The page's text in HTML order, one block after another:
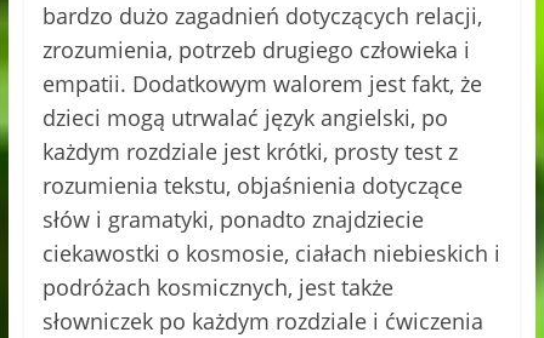
bardzo dużo zagadnień dotyczących relacji,
zrozumienia, potrzeb drugiego człowieka i
empatii. Dodatkowym walorem jest fakt, że
dzieci mogą utrwalać język angielski, po
każdym rozdziale jest krótki, prosty test z
rozumienia tekstu, objaśnienia dotyczące
słów i gramatyki, ponadto znajdziecie
ciekawostki o kosmosie, ciałach niebieskich i
podróżach kosmicznych, jest także
słowniczek po każdym rozdziale i ćwiczenia